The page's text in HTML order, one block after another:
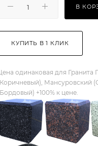
В
КУПИТЬ В 1 КЛИК
одинаковая для
Мансуровский
+100% к цене.